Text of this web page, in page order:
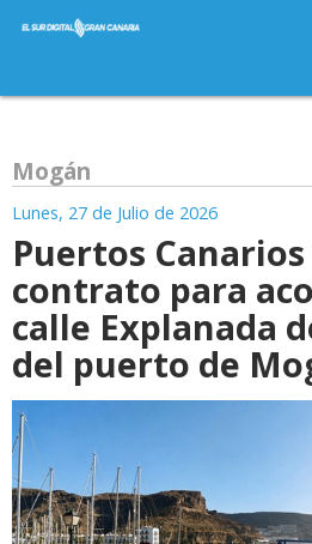
Mogán
Lunes, 27 de Julio de 2026
Puertos
contrato para
calle Explanada
del puerto de